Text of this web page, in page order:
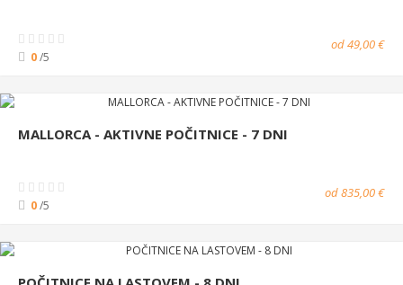
0/5
od 49,00 €
MALLORCA - AKTIVNE POČITNICE - 7 DNI
0/5
od 835,00 €